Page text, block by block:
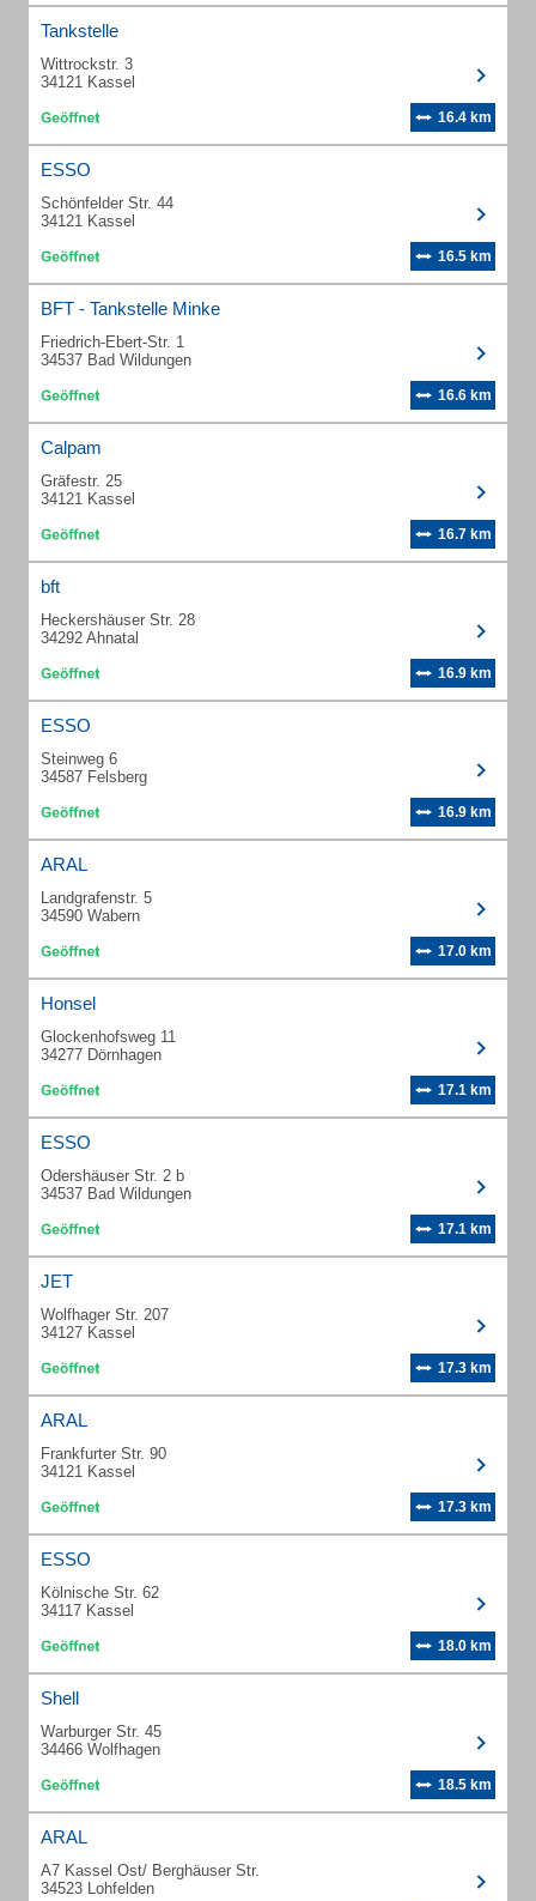
Tankstelle
Wittrockstr. 3
34121 Kassel
16.4 km
ESSO
Schönfelder Str. 44
34121 Kassel
16.5 km
BFT - Tankstelle Minke
Friedrich-Ebert-Str. 1
34537 Bad Wildungen
16.6 km
Calpam
Gräfestr. 25
34121 Kassel
16.7 km
bft
Heckershäuser Str. 28
34292 Ahnatal
16.9 km
ESSO
Steinweg 6
34587 Felsberg
16.9 km
ARAL
Landgrafenstr. 5
34590 Wabern
17.0 km
Honsel
Glockenhofsweg 11
34277 Dörnhagen
17.1 km
ESSO
Odershäuser Str. 2 b
34537 Bad Wildungen
17.1 km
JET
Wolfhager Str. 207
34127 Kassel
17.3 km
ARAL
Frankfurter Str. 90
34121 Kassel
17.3 km
ESSO
Kölnische Str. 62
34117 Kassel
18.0 km
Shell
Warburger Str. 45
34466 Wolfhagen
18.5 km
ARAL
A7 Kassel Ost/ Berghäuser Str.
34523 Lohfelden